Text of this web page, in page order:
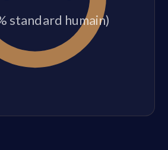
standard humain)